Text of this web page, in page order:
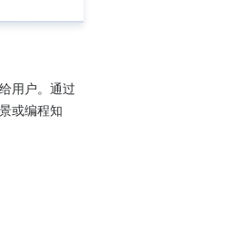
用户。通过
或编程知